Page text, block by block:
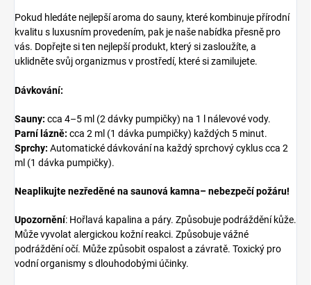
Pokud hledáte nejlepší aroma do sauny, které kombinuje přírodní
kvalitu s luxusním provedením, pak je naše nabídka přesně pro
vás. Dopřejte si ten nejlepší produkt, který si zasloužíte, a
uklidněte svůj organizmus v prostředí, které si zamilujete.
Dávkování:
Sauny: cca 4–5 ml (2 dávky pumpičky) na 1 l nálevové vody.
Parní lázně: cca 2 ml (1 dávka pumpičky) každých 5 minut.
Sprchy: Automatické dávkování na každý sprchový cyklus cca 2
ml (1 dávka pumpičky).
Neaplikujte nezředěné na saunová kamna– nebezpečí požáru!
Upozornění: Hořlavá kapalina a páry. Způsobuje podráždění kůže.
Může vyvolat alergickou kožní reakci. Způsobuje vážné
podráždění očí. Může způsobit ospalost a závratě. Toxický pro
vodní organismy s dlouhodobými účinky.